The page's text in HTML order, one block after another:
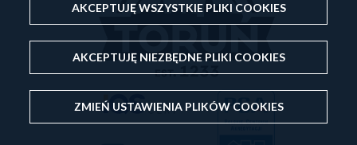
AKCEPTUJĘ WSZYSTKIE PLIKI COOKIES
AKCEPTUJĘ NIEZBĘDNE PLIKI COOKIES
ZMIEŃ USTAWIENIA PLIKÓW COOKIES